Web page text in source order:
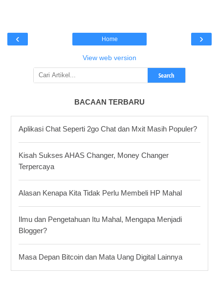
‹ ›
Home
View web version
Search
BACAAN TERBARU
Aplikasi Chat Seperti 2go Chat dan Mxit Masih Populer?
Kisah Sukses AHAS Changer, Money Changer
Terpercaya
Alasan Kenapa Kita Tidak Perlu Membeli HP Mahal
Ilmu dan Pengetahuan Itu Mahal, Mengapa Menjadi
Blogger?
Masa Depan Bitcoin dan Mata Uang Digital Lainnya